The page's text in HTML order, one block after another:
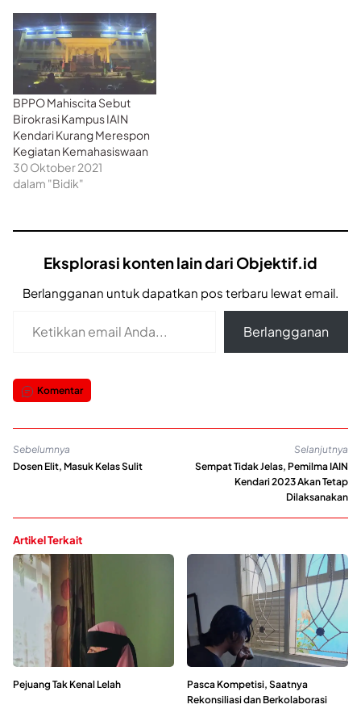
BPPO Mahiscita Sebut
Birokrasi Kampus IAIN
Kendari Kurang Merespon
Kegiatan Kemahasiswaan
30 Oktober 2021
dalam "Bidik"
Eksplorasi konten lain dari Objektif.id
Berlangganan untuk dapatkan pos terbaru lewat email.
Berlangganan
Komentar
Sebelumnya
Dosen Elit, Masuk Kelas Sulit
Selanjutnya
Sempat Tidak Jelas, Pemilma IAIN
Kendari 2023 Akan Tetap
Dilaksanakan
Artikel Terkait
Pejuang Tak Kenal Lelah
Pasca Kompetisi, Saatnya
Rekonsiliasi dan Berkolaborasi